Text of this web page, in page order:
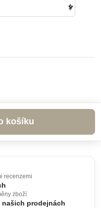
košíku
recenzemi
zboží
našich prodejnách